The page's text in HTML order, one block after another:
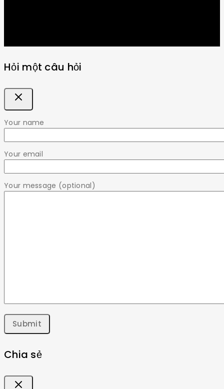
Hỏi một câu hỏi
Your name
Your email
Your message (optional)
Chia sẻ